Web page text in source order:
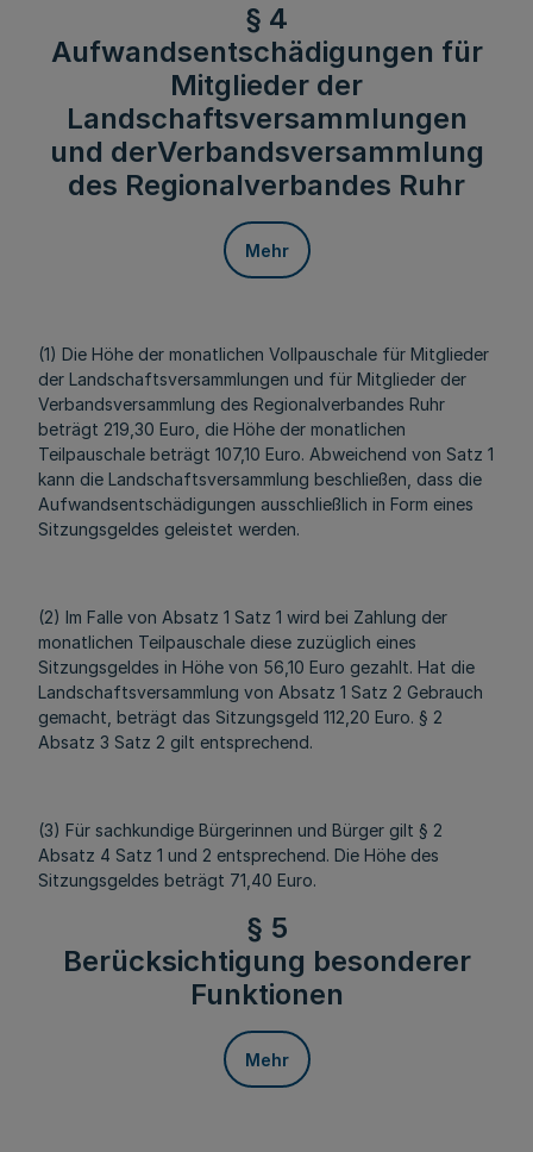
§ 4
Aufwandsentschädigungen für
Mitglieder der
Landschaftsversammlungen
und derVerbandsversammlung
des Regionalverbandes Ruhr
Mehr
(1) Die Höhe der monatlichen Vollpauschale für Mitglieder
der Landschaftsversammlungen und für Mitglieder der
Verbandsversammlung des Regionalverbandes Ruhr
beträgt 219,30 Euro, die Höhe der monatlichen
Teilpauschale beträgt 107,10 Euro. Abweichend von Satz 1
kann die Landschaftsversammlung beschließen, dass die
Aufwandsentschädigungen ausschließlich in Form eines
Sitzungsgeldes geleistet werden.
(2) Im Falle von Absatz 1 Satz 1 wird bei Zahlung der
monatlichen Teilpauschale diese zuzüglich eines
Sitzungsgeldes in Höhe von 56,10 Euro gezahlt. Hat die
Landschaftsversammlung von Absatz 1 Satz 2 Gebrauch
gemacht, beträgt das Sitzungsgeld 112,20 Euro. § 2
Absatz 3 Satz 2 gilt entsprechend.
(3) Für sachkundige Bürgerinnen und Bürger gilt § 2
Absatz 4 Satz 1 und 2 entsprechend. Die Höhe des
Sitzungsgeldes beträgt 71,40 Euro.
§ 5
Berücksichtigung besonderer
Funktionen
Mehr